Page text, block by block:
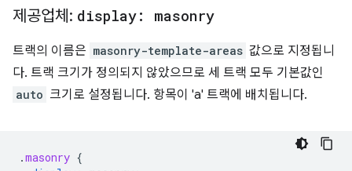
제공업체: display: masonry
트랙의 이름은 masonry-template-areas 값으로 지정됩니
다. 트랙 크기가 정의되지 않았으므로 세 트랙 모두 기본값인
auto 크기로 설정됩니다. 항목이 'a' 트랙에 배치됩니다.
.masonry {